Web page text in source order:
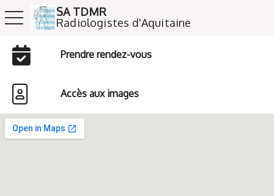
SA TDMR
​​​​​​​Radiologistes d'Aquitaine
toggle navigation
Prendre rendez-vous
Accès aux images